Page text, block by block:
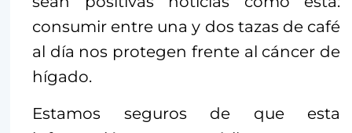
consumir entre una y dos tazas de café
al día nos protegen frente al cáncer de
hígado.
Estamos seguros de que esta